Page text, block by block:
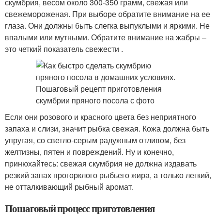
свежемороженая. При выборе обратите внимание на ее
глаза. Они должны быть слегка выпуклыми и яркими. Не
впалыми или мутными. Обратите внимание на жабры –
это четкий показатель свежести .
Если они розового и красного цвета без неприятного
запаха и слизи, значит рыбка свежая. Кожа должна быть
упругая, со светло-серым радужным отливом, без
желтизны, пятен и повреждений. Ну и конечно,
принюхайтесь: свежая скумбрия не должна издавать
резкий запах прогорклого рыбьего жира, а только легкий,
не отталкивающий рыбный аромат.
Пошаговый процесс приготовления